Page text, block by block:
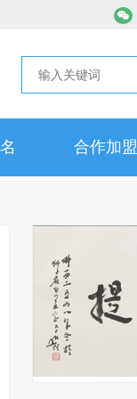
合作加盟